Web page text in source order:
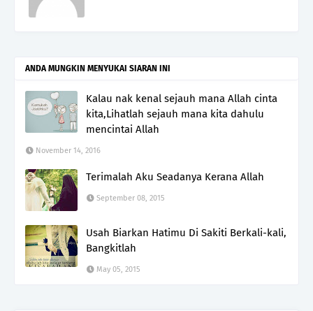
ANDA MUNGKIN MENYUKAI SIARAN INI
Kalau nak kenal sejauh mana Allah cinta
kita,Lihatlah sejauh mana kita dahulu
mencintai Allah
November 14, 2016
Terimalah Aku Seadanya Kerana Allah
September 08, 2015
Usah Biarkan Hatimu Di Sakiti Berkali-kali,
Bangkitlah
May 05, 2015